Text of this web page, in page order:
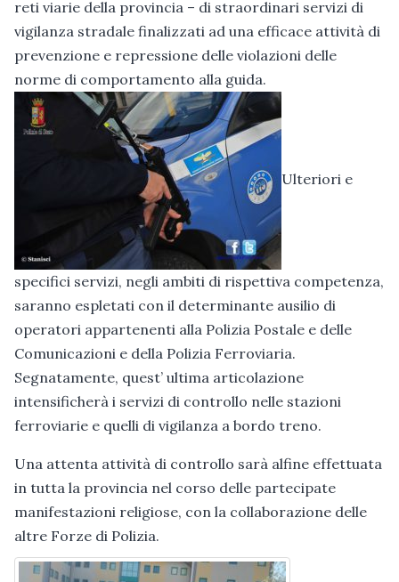
reti viarie della provincia – di straordinari servizi di
vigilanza stradale finalizzati ad una efficace attività di
prevenzione e repressione delle violazioni delle
norme di comportamento alla guida.
Ulteriori e
specifici servizi, negli ambiti di rispettiva competenza,
saranno espletati con il determinante ausilio di
operatori appartenenti alla Polizia Postale e delle
Comunicazioni e della Polizia Ferroviaria.
Segnatamente, quest’ ultima articolazione
intensificherà i servizi di controllo nelle stazioni
ferroviarie e quelli di vigilanza a bordo treno.
Una attenta attività di controllo sarà alfine effettuata
in tutta la provincia nel corso delle partecipate
manifestazioni religiose, con la collaborazione delle
altre Forze di Polizia.